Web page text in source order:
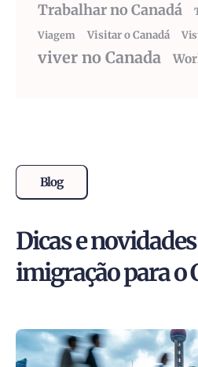
Trabalhar no Canadá
Viagem Visitar o Canadá
viver no Canada
Blog
Dicas e
imigração para o